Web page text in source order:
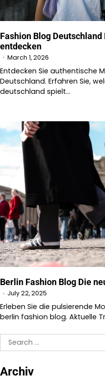
Fashion Blog
entdecken
March 1, 2026
Entdecken Sie authentische
Deutschland. Erfahren Sie,
deutschland spielt…
Berlin Fashion Blog Die
July 22, 2025
Erleben Sie die pulsierende
berlin fashion blog. Aktuelle
Search
for:
Archiv